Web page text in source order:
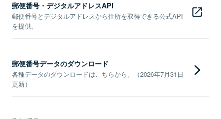
郵便番号・デジタルアドレスAPI
郵便番号とデジタルアドレスから住所を取得できる公式API
を提供。
郵便番号データのダウンロード
各種データのダウンロードはこちらから。（2026年7月31日
更新）